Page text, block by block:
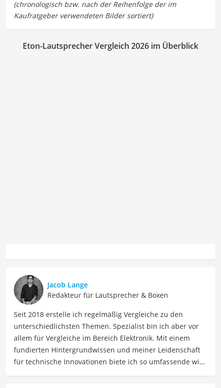
Eton-Lautsprecher Vergleich 2026 im Überblick
Jacob Lange
Redakteur für Lautsprecher & Boxen
Seit 2018 erstelle ich regelmäßig Vergleiche zu den
unterschiedlichsten Themen. Spezialist bin ich aber vor
allem für Vergleiche im Bereich Elektronik. Mit einem
fundierten Hintergrundwissen und meiner Leidenschaft
für technische Innovationen biete ich so umfassende wie